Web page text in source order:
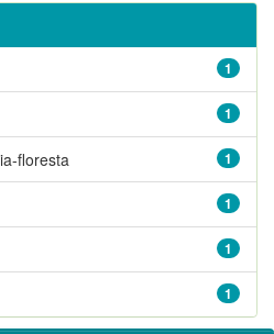
1
1
1
floresta
1
1
1